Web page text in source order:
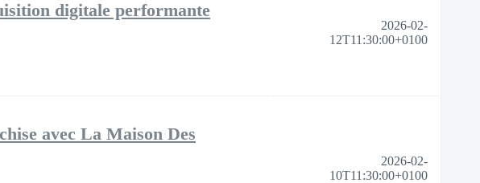
digitale performante
2026-02-
12T11:30:00+0100
avec La Maison Des
2026-02-
10T11:30:00+0100